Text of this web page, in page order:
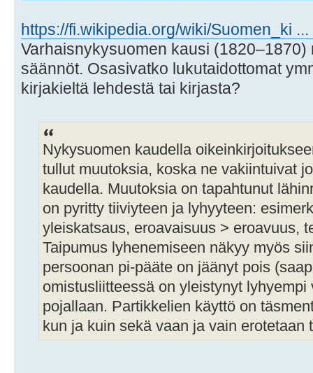
https://fi.wikipedia.org/wiki/Suomen_ki
Varhaisnykysuomen kausi
säännöt. Osasivatko lukutaidottomat
kirjakieltä lehdestä tai kirjasta?
Nykysuomen kaudella
tullut muutoksia, koska ne vakiintuivat
kaudella. Muutoksia on tapahtunut
on pyritty tiiviyteen ja lyhyyteen:
yleiskatsaus, eroavaisuus > eroavuus,
Taipumus lyhenemiseen näkyy myös
persoonan pi-pääte on jäänyt pois
omistusliitteessä on yleistynyt
pojallaan. Partikkelien käyttö on
kun ja kuin sekä vaan ja vain erotetaan